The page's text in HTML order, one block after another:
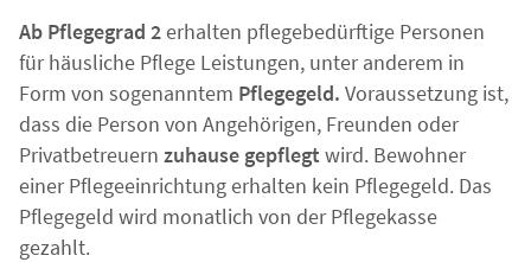
Ab Pflegegrad 2erhalten pflegebedürftige Personen
für häusliche Pflege Leistungen, unter anderem in
Form von sogenanntem Pflegegeld. Voraussetzung ist,
dass die Person von Angehörigen, Freunden oder
Privatbetreuern zuhause gepflegt wird. Bewohner
einer Pflegeeinrichtung erhalten kein Pflegegeld. Das
Pflegegeld wird monatlich von der Pflegekasse
gezahlt.